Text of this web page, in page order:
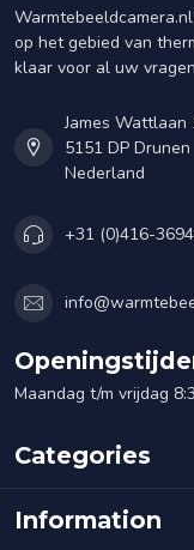
op het gebied van
klaar voor al uw
James Wattlaan
5151 DP Drunen
Nederland
+31 (0)416-
Maandag t/m vrijdag
Categories
Information